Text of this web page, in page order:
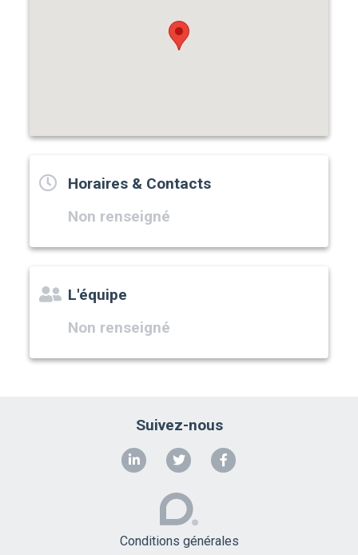
Horaires & Contacts
Non renseigné
L'équipe
Non renseigné
Suivez-nous
Conditions générales